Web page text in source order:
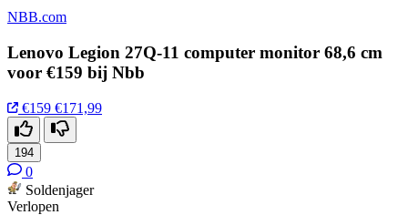
NBB.com
Lenovo Legion 27Q-11 computer monitor 68,6 cm
voor €159 bij Nbb
€159 €171,99
194
0
Soldenjager
Verlopen